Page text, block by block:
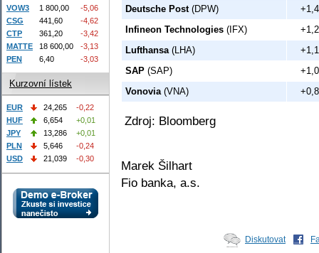
Deutsche Post(DPW)
Infineon Technologies (IFX)
Lufthansa (LHA)
SAP (SAP)
Vonovia (VNA)
Zdroj: Bloomberg
Marek Šilhart
Fio banka, a.s.
Diskutovat
VOW3 1 800,00
-5,06
CSG
441,60
-4,62
CTP
361,20
-3,42
MATTE
18 600,00
-3,13
PEN
6,40 -3,03
Kurzovní lístek
EUR 24,265
-0,22
HUF
6,654
+0,01
JPY
13,286
+0,01
PLN
5,646
-0,24
USD
21,039 -0,30